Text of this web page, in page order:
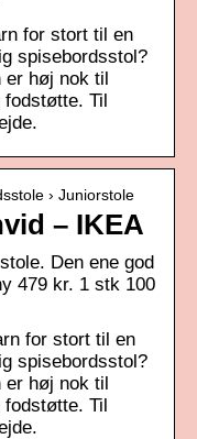
for stort til en
spisebordsstol?
er høj nok til
fodstøtte. Til
› Juniorstole
– IKEA
Den ene god
479 kr. 1 stk 100
for stort til en
spisebordsstol?
er høj nok til
fodstøtte. Til